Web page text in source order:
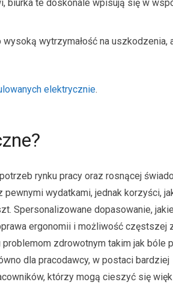
biurka te doskonale wpisują się w
wytrzymałość na uszkodzenia,
elektrycznie.
rynku pracy oraz rosnącej
wydatkami, jednak korzyści,
Spersonalizowane dopasowanie,
ergonomii i możliwość częstszej
zdrowotnym takim jak bóle
dla pracodawcy, w postaci bardziej
którzy mogą cieszyć się